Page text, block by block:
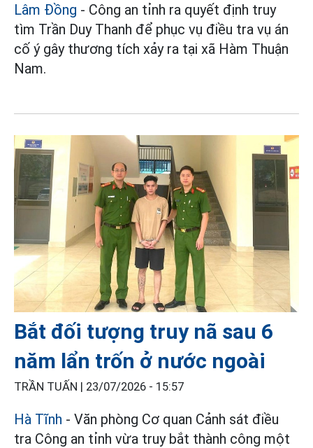
Lâm Đồng - Công an tỉnh ra quyết định truy
tìm Trần Duy Thanh để phục vụ điều tra vụ án
cố ý gây thương tích xảy ra tại xã Hàm Thuận
Nam.
Bắt đối tượng truy nã sau 6
năm lẩn trốn ở nước ngoài
TRẦN TUẤN | 23/07/2026 - 15:57
Hà Tĩnh - Văn phòng Cơ quan Cảnh sát điều
tra Công an tỉnh vừa truy bắt thành công một